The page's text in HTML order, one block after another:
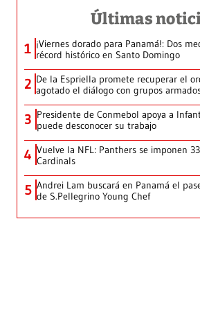
Últimas
1 ¡Viernes dorado para Panamá!: Dos
récord histórico en Santo Domingo
2 De la Espriella promete recuperar el
agotado el diálogo con grupos
3 Presidente de Conmebol apoya a
puede desconocer su trabajo
4 Vuelve la NFL: Panthers se imponen
Cardinals
5 Andrei Lam buscará en Panamá el
de S.Pellegrino Young Chef